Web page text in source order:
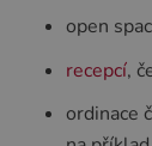
open
recepcí,
ordinace